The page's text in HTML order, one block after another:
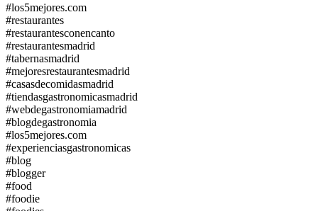
#los5mejores.com
#restaurantes
#restaurantesconencanto
#restaurantesmadrid
#tabernasmadrid
#mejoresrestaurantesmadrid
#casasdecomidasmadrid
#tiendasgastronomicasmadrid
#webdegastronomiamadrid
#blogdegastronomia
#los5mejores.com
#experienciasgastronomicas
#blog
#blogger
#food
#foodie